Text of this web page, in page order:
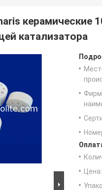
керамические
катализатора
Цена: